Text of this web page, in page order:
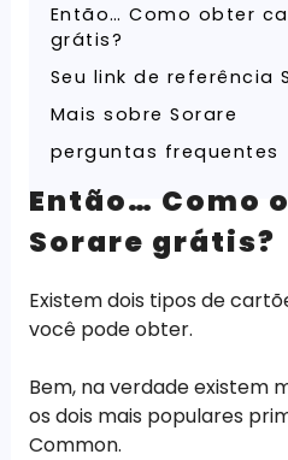
Então… Como obter
grátis?
Seu link de referência
Mais sobre Sorare
perguntas frequentes
Então… Como
Sorare grátis?
Existem dois tipos de
você pode obter.
Bem, na verdade existem
os dois mais populares
Common.